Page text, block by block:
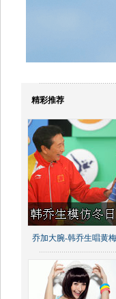
精彩推荐
乔加大腕-韩乔生唱黄